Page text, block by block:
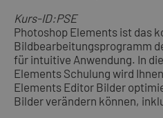
Kurs-ID:PSE
Photoshop Elements ist das
Bildbearbeitungsprogramm
für intuitive Anwendung. In
Elements Schulung wird
Elements Editor Bilder
Bilder verändern können,